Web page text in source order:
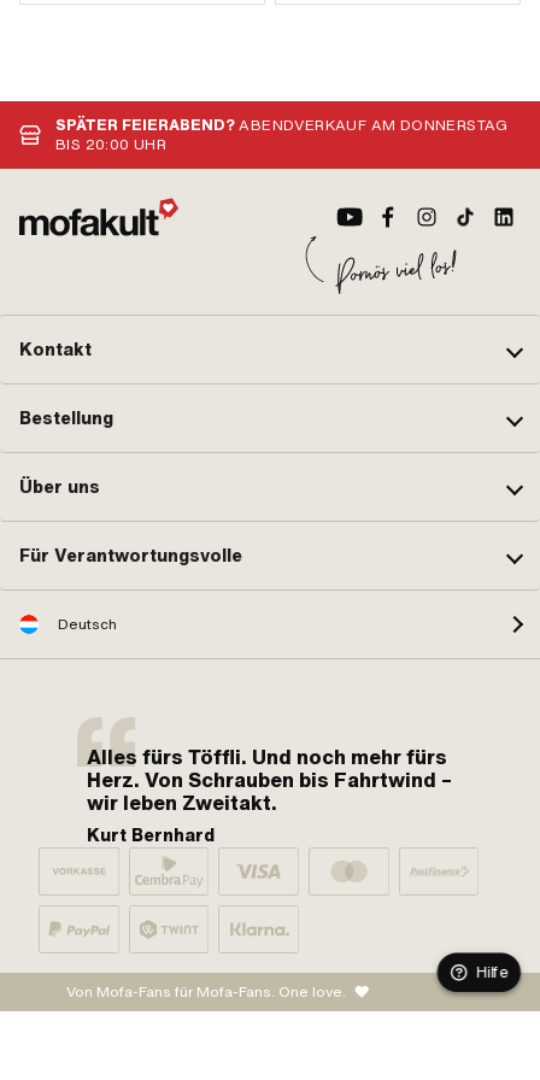
SPÄTER FEIERABEND?ABENDVERKAUF AM DONNERSTAG
BIS 20:00 UHR
Kontakt
Bestellung
Über uns
Für Verantwortungsvolle
Deutsch
Alles fürs Töffli. Und noch mehr fürs
Herz. Von Schrauben bis Fahrtwind –
wir leben Zweitakt.
Kurt Bernhard
Von Mofa-Fans für Mofa-Fans. One love.
Hilfe